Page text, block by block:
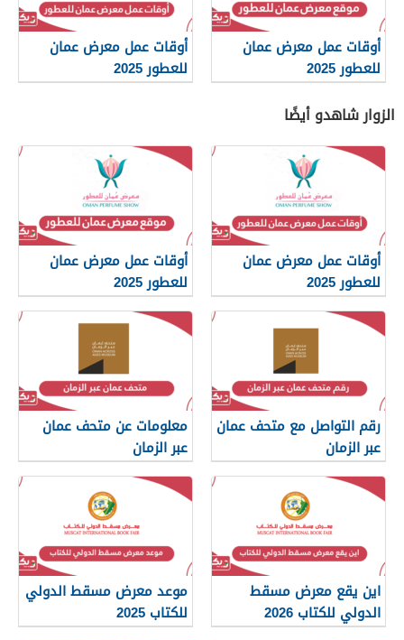
أوقات عمل معرض عمان
للعطور 2025
أوقات عمل معرض عمان
للعطور 2025
الزوار شاهدو أيضًا
أوقات عمل معرض عمان
للعطور 2025
أوقات عمل معرض عمان
للعطور 2025
رقم التواصل مع متحف عمان
عبر الزمان
معلومات عن متحف عمان
عبر الزمان
اين يقع معرض مسقط
الدولي للكتاب 2026
موعد معرض مسقط الدولي
للكتاب 2025